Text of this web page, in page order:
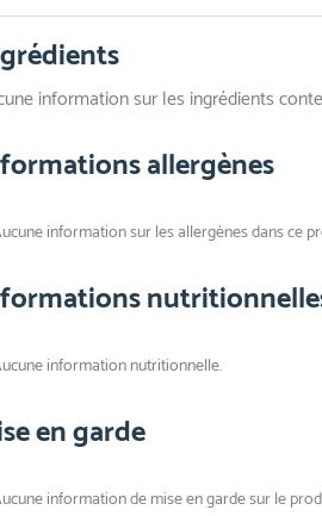
information sur les ingrédients
allergènes
information sur les allergènes dans ce
information nutritionnelle.
en garde
information de mise en garde sur le